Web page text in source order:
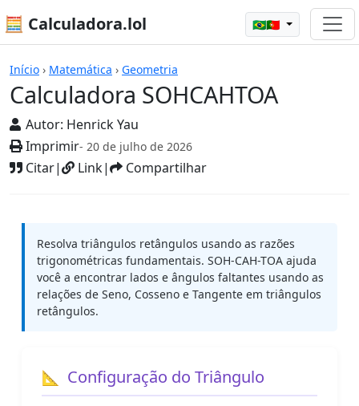
🧮 Calculadora.lol 🇧🇷🇵🇹
Início › Matemática › Geometria
Calculadora SOHCAHTOA
Autor: Henrick Yau
Imprimir- 20 de julho de 2026
Citar| Link| Compartilhar
Calculadoras
Resolva triângulos retângulos usando as razões
trigonométricas fundamentais. SOH-CAH-TOA ajuda
você a encontrar lados e ângulos faltantes usando as
relações de Seno, Cosseno e Tangente em triângulos
retângulos.
Configuração do Triângulo